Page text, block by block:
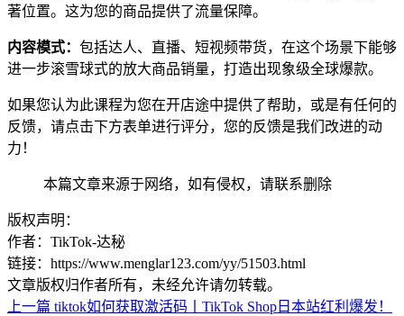
著位置。这为您的商品提供了流量保障。
内容模式： 包括达人、直播、短视频带货，在这个场景下能够
进一步滚雪球式的放大商品销量，打造出现象级全球爆款。
如果您认为此课程为您在开店途中提供了帮助，或是有任何的
反馈，请点击下方表单进行评分，您的反馈是我们改进的动
力！
本篇文章来源于网络，如有侵权，请联系删除
版权声明：
作者：TikTok-达秘
链接：https://www.menglar123.com/yy/51503.html
文章版权归作者所有，未经允许请勿转载。
上一篇 tiktok如何获取激活码丨TikTok Shop日本站红利爆发！